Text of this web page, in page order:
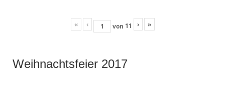
« ‹ von 11 › »
Weihnachtsfeier 2017